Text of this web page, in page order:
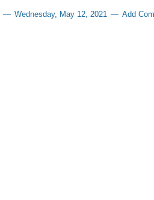
Wednesday, May 12, 2021 Add